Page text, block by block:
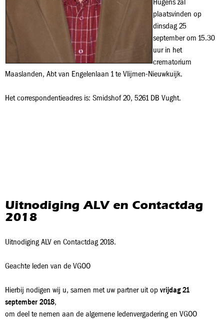
plaatsvinden op
dinsdag 25
september om 15.30
uur in het
crematorium
Maaslanden, Abt van Engelenlaan 1 te Vlijmen-Nieuwkuijk.
Het correspondentieadres is: Smidshof 20, 5261 DB Vught.
Uitnodiging ALV en Contactdag
2018
Uitnodiging ALV en Contactdag 2018.
Geachte leden van de VGOO
Hierbij nodigen wij u, samen met uw partner uit op vrijdag 21
september 2018,
om deel te nemen aan de algemene ledenvergadering en VGOO